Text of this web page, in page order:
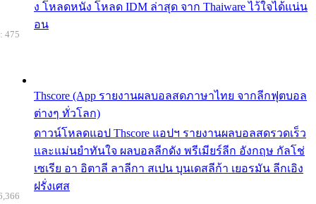
ง โหลดหนัง โหลด IDM ล่าสุด จาก Thaiware ไว้ใจได้แน่น
อน
Thscore (App รายงานผลบอลสดภาษาไทย จากลีกฟุตบอล
ต่างๆ ทั่วโลก)
ดาวน์โหลดแอป Thscore แอปฯ รายงานผลบอลสดรวดเร็ว
และแม่นยำทันใจ ผลบอลลีกดัง พรีเมียร์ลีก อังกฤษ กัลโช่
เซเรีย อา อิตาลี ลาลีกา สเปน บุนเดสลีก้า เยอรมัน ลีกเอิง
ฝรั่งเศส
475